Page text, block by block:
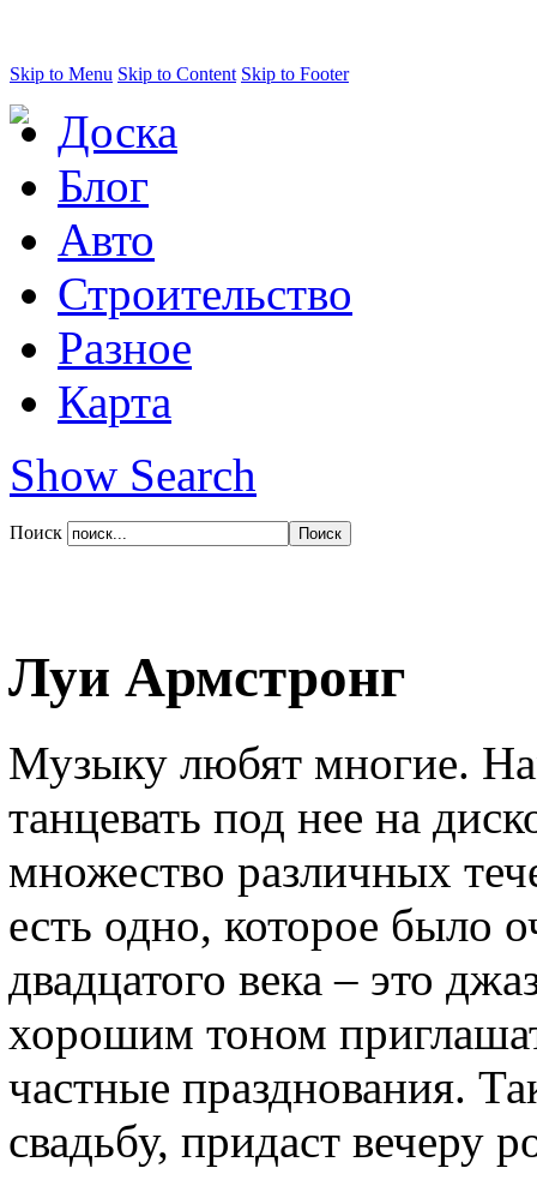
Skip to Menu Skip to Content Skip to Footer
Доска
Блог
Авто
Строительство
Разное
Карта
Show Search
Поиск
Луи Армстронг
Музыку любят многие.
танцевать под нее на
множество различных
есть одно, которое было
двадцатого века – это
хорошим тоном
частные празднования.
свадьбу, придаст вечеру